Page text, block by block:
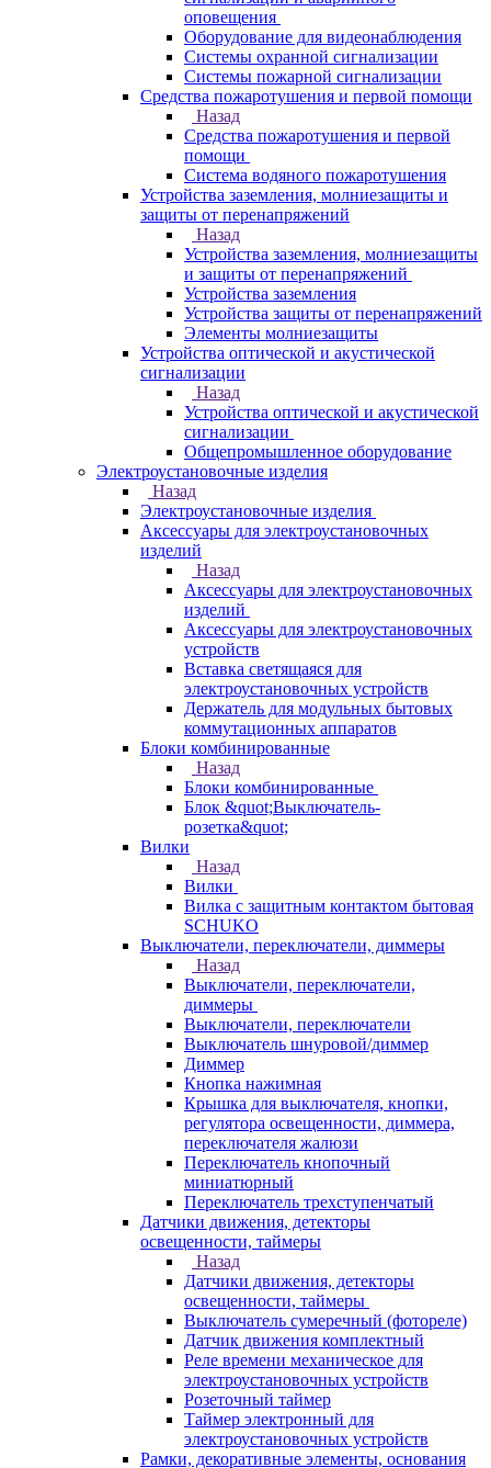
оповещения
Оборудование для видеонаблюдения
Системы охранной сигнализации
Системы пожарной сигнализации
Средства пожаротушения и первой помощи
Назад
Средства пожаротушения и первой
помощи
Система водяного пожаротушения
Устройства заземления, молниезащиты и
защиты от перенапряжений
Назад
Устройства заземления, молниезащиты
и защиты от перенапряжений
Устройства заземления
Устройства защиты от перенапряжений
Элементы молниезащиты
Устройства оптической и акустической
сигнализации
Назад
Устройства оптической и акустической
сигнализации
Общепромышленное оборудование
Электроустановочные изделия
Назад
Электроустановочные изделия
Аксессуары для электроустановочных
изделий
Назад
Аксессуары для электроустановочных
изделий
Аксессуары для электроустановочных
устройств
Вставка светящаяся для
электроустановочных устройств
Держатель для модульных бытовых
коммутационных аппаратов
Блоки комбинированные
Назад
Блоки комбинированные
Блок &quot;Выключатель-
розетка&quot;
Вилки
Назад
Вилки
Вилка с защитным контактом бытовая
SCHUKO
Выключатели, переключатели, диммеры
Назад
Выключатели, переключатели,
диммеры
Выключатели, переключатели
Выключатель шнуровой/диммер
Диммер
Кнопка нажимная
Крышка для выключателя, кнопки,
регулятора освещенности, диммера,
переключателя жалюзи
Переключатель кнопочный
миниатюрный
Переключатель трехступенчатый
Датчики движения, детекторы
освещенности, таймеры
Назад
Датчики движения, детекторы
освещенности, таймеры
Выключатель сумеречный (фотореле)
Датчик движения комплектный
Реле времени механическое для
электроустановочных устройств
Розеточный таймер
Таймер электронный для
электроустановочных устройств
Рамки, декоративные элементы, основания